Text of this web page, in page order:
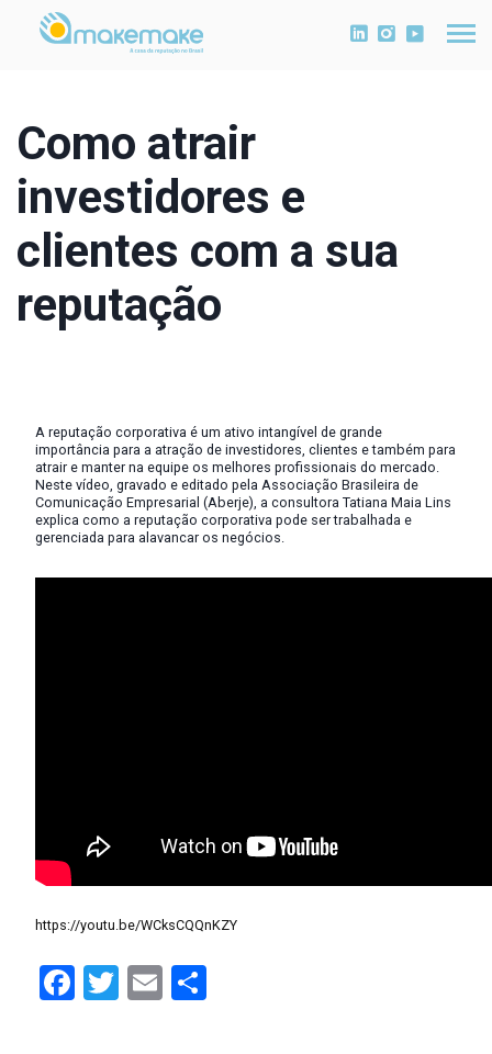
Como atrair
investidores e
clientes com a sua
reputação
A reputação corporativa é um ativo intangível de grande
importância para a atração de investidores, clientes e também para
atrair e manter na equipe os melhores profissionais do mercado.
Neste vídeo, gravado e editado pela Associação Brasileira de
Comunicação Empresarial (Aberje), a consultora Tatiana Maia Lins
explica como a reputação corporativa pode ser trabalhada e
gerenciada para alavancar os negócios.
https://youtu.be/WCksCQQnKZY
Facebook
Twitter
EmailCompartilhar